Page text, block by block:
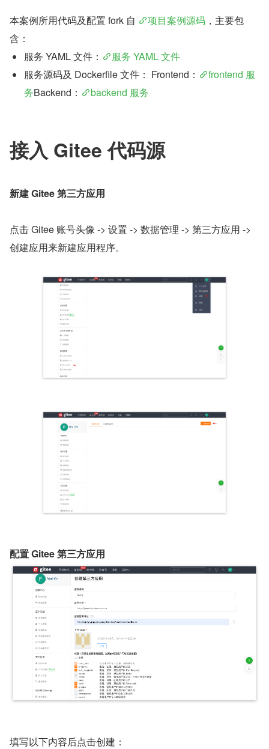
本案例所用代码及配置 fork 自 项目案例源码 ，主要包
含：
服务 YAML 文件：
服务 YAML 文件
服务源码及 Dockerfile 文件： Frontend：
frontend 服
务Backend： backend 服务
接入 Gitee 代码源
新建 Gitee 第三方应用
点击 Gitee 账号头像 -> 设置 -> 数据管理 -> 第三方应用 ->
创建应用来新建应用程序。
配置 Gitee 第三方应用
填写以下内容后点击创建：